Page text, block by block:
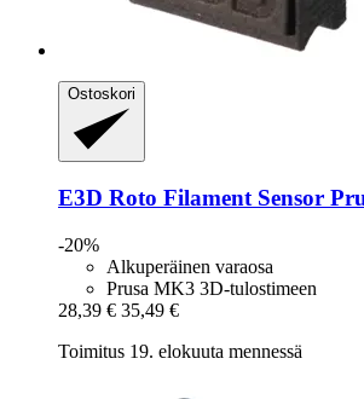
Ostoskori
E3D Roto Filament Sensor
-20%
Alkuperäinen varaosa
Prusa MK3 3D-tulostimeen
28,39 € 35,49 €
Toimitus 19. elokuuta mennessä